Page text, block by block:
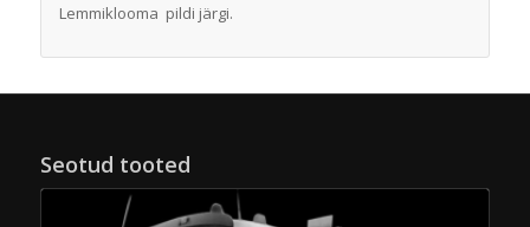
Lemmiklooma pildi järgi.
Seotud tooted